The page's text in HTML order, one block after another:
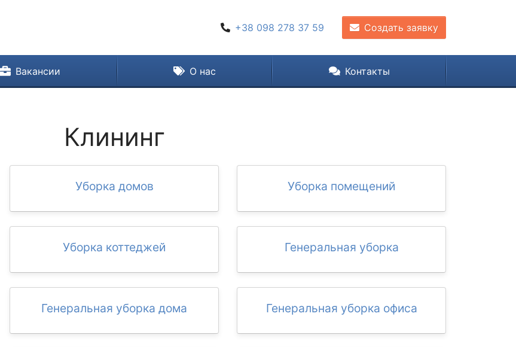
+38 098 278 37 59 Создать заявку
Вакансии О нас Контакты
Клининг
Уборка домов Уборка помещений
Уборка коттеджей Генеральная уборка
Генеральная уборка дома Генеральная уборка офиса